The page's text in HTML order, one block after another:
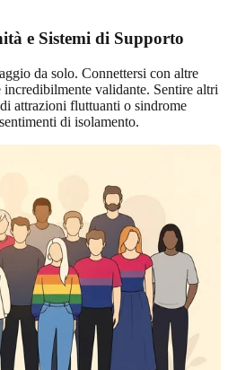
e Sistemi di Supporto
da solo. Connettersi con altre
validante. Sentire altri
attrazioni fluttuanti o sindrome
di isolamento.